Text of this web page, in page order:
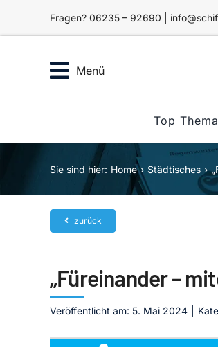
Fragen? 06235 – 92690 |
Menü
Top Thema
Sie sind hier: Home Städtisches
zurück
„Füreinander –
Veröffentlicht am: 5. Mai 2024